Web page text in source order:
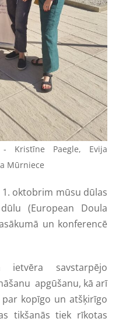
Kristīne Paegle, Evija
Mūrniece
oktobrim mūsu dūlas
(European Doula
un konferencē
ietvēra savstarpējo
apgūšanu, kā arī
kopīgo un atšķirīgo
tikšanās tiek rīkotas